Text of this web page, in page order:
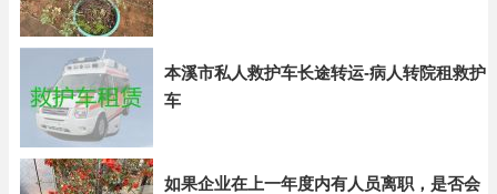
本溪市私人救护车长途转运-病人转院租救护
车
如果企业在上一年度内有人员离职，是否会